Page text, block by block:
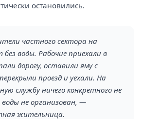
остановились.
частного сектора на
без воды. Рабочие приехали в
дорогу, оставили яму с
проезд и уехали. На
службу ничего конкретного не
воды не организован, —
жительница.